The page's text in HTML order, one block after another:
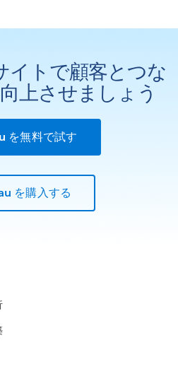
イトで顧客とつな
上させましょう
を無料で試す
を購入する